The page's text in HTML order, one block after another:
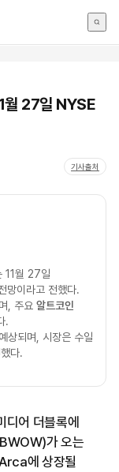
월 27일 NYSE
기사출처
11월 27일
망이라고 전했다.
, 주요 알트코인
.
상되며, 시장은 수일
다.
어 더블록에
가 오는
에 상장될